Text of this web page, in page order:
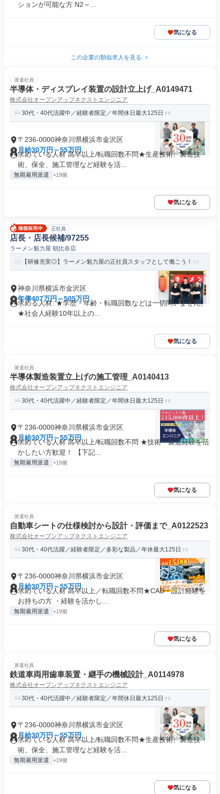
ションが可能な方 N2～...
気になる
この企業の類似求人を見る
派遣社員
半導体・ディスプレイ装置の設計立上げ_A0149471
株式会社オープンアップネクストエンジニア
30代・40代活躍中／経験者限定／年間休日最大125日
〒236-0000神奈川県横浜市金沢区
月給30万円～55万円
求めている人材 高卒以上/転職回数不問★生産技術、製造技
術、保全、施工管理など経験を活...
無期雇用派遣 +19個
気になる
正社員
店長・店長候補/97255
ラーメン魁力屋 朝比奈店
【研修充実◎】ラーメン魁力屋の正社員スタッフとして働こう！
神奈川県横浜市金沢区
年俸407万円～505万円
求める人材: ★学歴・年齢・転職回数などは一切問いません。
★社会人経験10年以上の...
気になる
派遣社員
半導体製造装置立上げの施工管理_A0140413
株式会社オープンアップネクストエンジニア
30代・40代活躍中／経験者限定／年間休日最大125日
〒236-0000神奈川県横浜市金沢区
月給30万円～55万円
求めている人材 高卒以上/転職回数不問 ★技術・製造経験を活
かしたい方歓迎！ 【下記...
無期雇用派遣 +19個
気になる
派遣社員
自動車シートの仕様検討から設計・評価まで_A0122523
株式会社オープンアップネクストエンジニア
30代・40代活躍／経験者限定／多彩な製品／年休最大125日
〒236-0000神奈川県横浜市金沢区
月給30万円～55万円
求めている人材 高卒以上／転職回数不問★CAD・設計経験を
お持ちの方 ・経験を活かし...
無期雇用派遣 +19個
気になる
派遣社員
鉄道車両用歯車装置・継手の機械設計_A0114978
株式会社オープンアップネクストエンジニア
30代・40代活躍中／経験者限定／年間休日最大125日
〒236-0000神奈川県横浜市金沢区
月給30万円～55万円
求めている人材 高卒以上/転職回数不問★生産技術、製造技
術、保全、施工管理など経験を活...
無期雇用派遣 +19個
気になる